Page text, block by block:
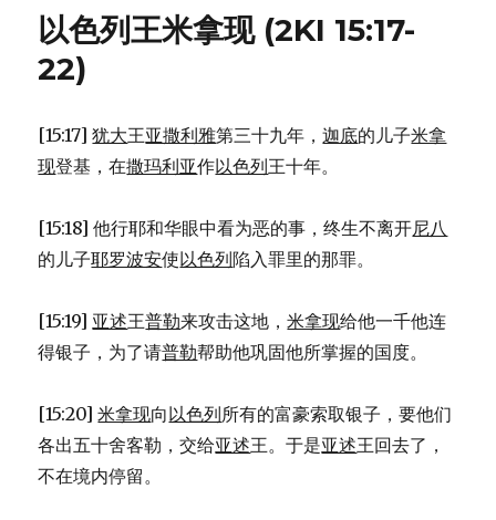
王
雅
(2KI
15:8-
以色列王米拿现 (2KI 15:17-
22)
[15:17]犹大王亚撒利雅第三十九年，迦底的儿子米拿
现登基，在撒玛利亚作以色列王十年。
[15:18] 他行耶和华眼中看为恶的事，终生不离开尼八
的儿子耶罗波安使以色列陷入罪里的那罪。
[15:19] 亚述王普勒来攻击这地，米拿现给他一千他连
得银子，为了请普勒帮助他巩固他所掌握的国度。
[15:20]米拿现向以色列所有的富豪索取银子，要他们
各出五十舍客勒，交给亚述王。于是亚述王回去了，
不在境内停留。